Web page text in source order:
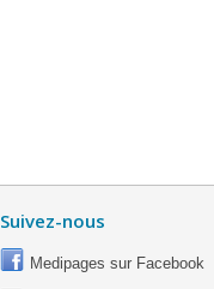
Suivez-nous
Medipages sur Facebook